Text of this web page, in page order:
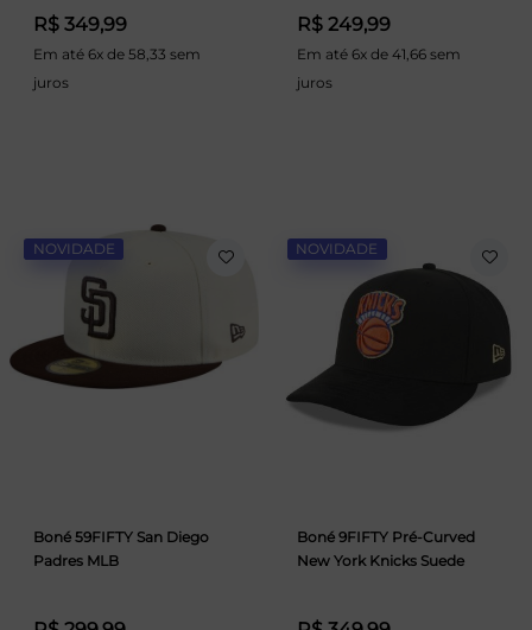
R$ 349,99
Em até 6x de 58,33 sem
juros
R$ 249,99
Em até 6x de 41,66 sem
juros
NOVIDADE
Boné 59FIFTY San Diego
Padres MLB
NOVIDADE
Boné 9FIFTY Pré-Curved
New York Knicks Suede